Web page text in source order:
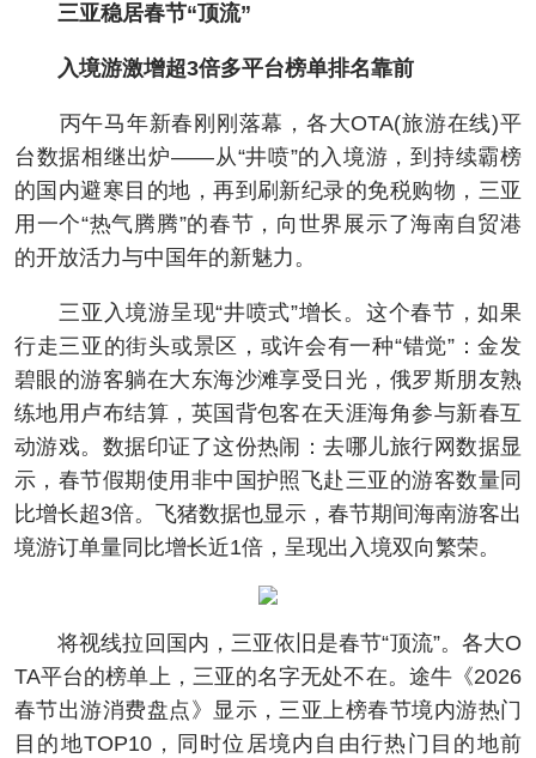
三亚稳居春节“顶流”
入境游激增超3倍多平台榜单排名靠前
丙午马年新春刚刚落幕，各大OTA(旅游在线)平
台数据相继出炉——从“井喷”的入境游，到持续霸榜
的国内避寒目的地，再到刷新纪录的免税购物，三亚
用一个“热气腾腾”的春节，向世界展示了海南自贸港
的开放活力与中国年的新魅力。
三亚入境游呈现“井喷式”增长。这个春节，如果
行走三亚的街头或景区，或许会有一种“错觉”：金发
碧眼的游客躺在大东海沙滩享受日光，俄罗斯朋友熟
练地用卢布结算，英国背包客在天涯海角参与新春互
动游戏。数据印证了这份热闹：去哪儿旅行网数据显
示，春节假期使用非中国护照飞赴三亚的游客数量同
比增长超3倍。飞猪数据也显示，春节期间海南游客出
境游订单量同比增长近1倍，呈现出入境双向繁荣。
将视线拉回国内，三亚依旧是春节“顶流”。各大O
TA平台的榜单上，三亚的名字无处不在。途牛《2026
春节出游消费盘点》显示，三亚上榜春节境内游热门
目的地TOP10，同时位居境内自由行热门目的地前